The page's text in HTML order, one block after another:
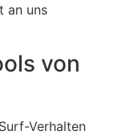
an uns
von
Verhalten